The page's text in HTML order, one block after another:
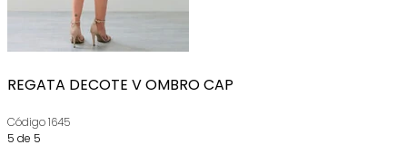
REGATA DECOTE V OMBRO CAP
Código1645
5 de 5